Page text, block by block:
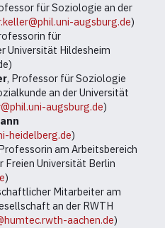
für Soziologie an der
augsburg.de)
für
Universität Hildesheim
, Professor für Soziologie
an der Universität
augsburg.de)
heidelberg.de)
am Arbeitsbereich
Freien Universität Berlin
)
Mitarbeiter am
an der RWTH
aachen.de)